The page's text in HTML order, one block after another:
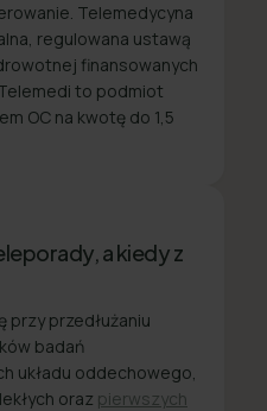
Telemedycyna
regulowana ustawą
finansowanych
to podmiot
OC na kwotę do 1,5
a kiedy z
przy przedłużaniu
badań
układu oddechowego,
oraz pierwszych